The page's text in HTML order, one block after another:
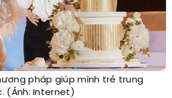
pháp giúp mình trẻ trung
(Ảnh: Internet)